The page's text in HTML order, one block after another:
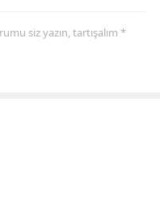
siz yazın, tartışalım *